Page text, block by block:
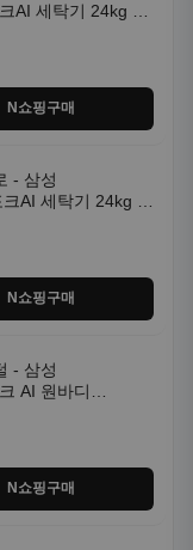
AI 세탁기 24kg 건
N쇼핑구매
- 삼성
AI 세탁기 24kg 건
N쇼핑구매
- 삼성
AI 원바디
급
N쇼핑구매